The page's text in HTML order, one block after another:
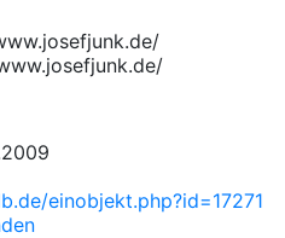
einobjekt.php?id=17271